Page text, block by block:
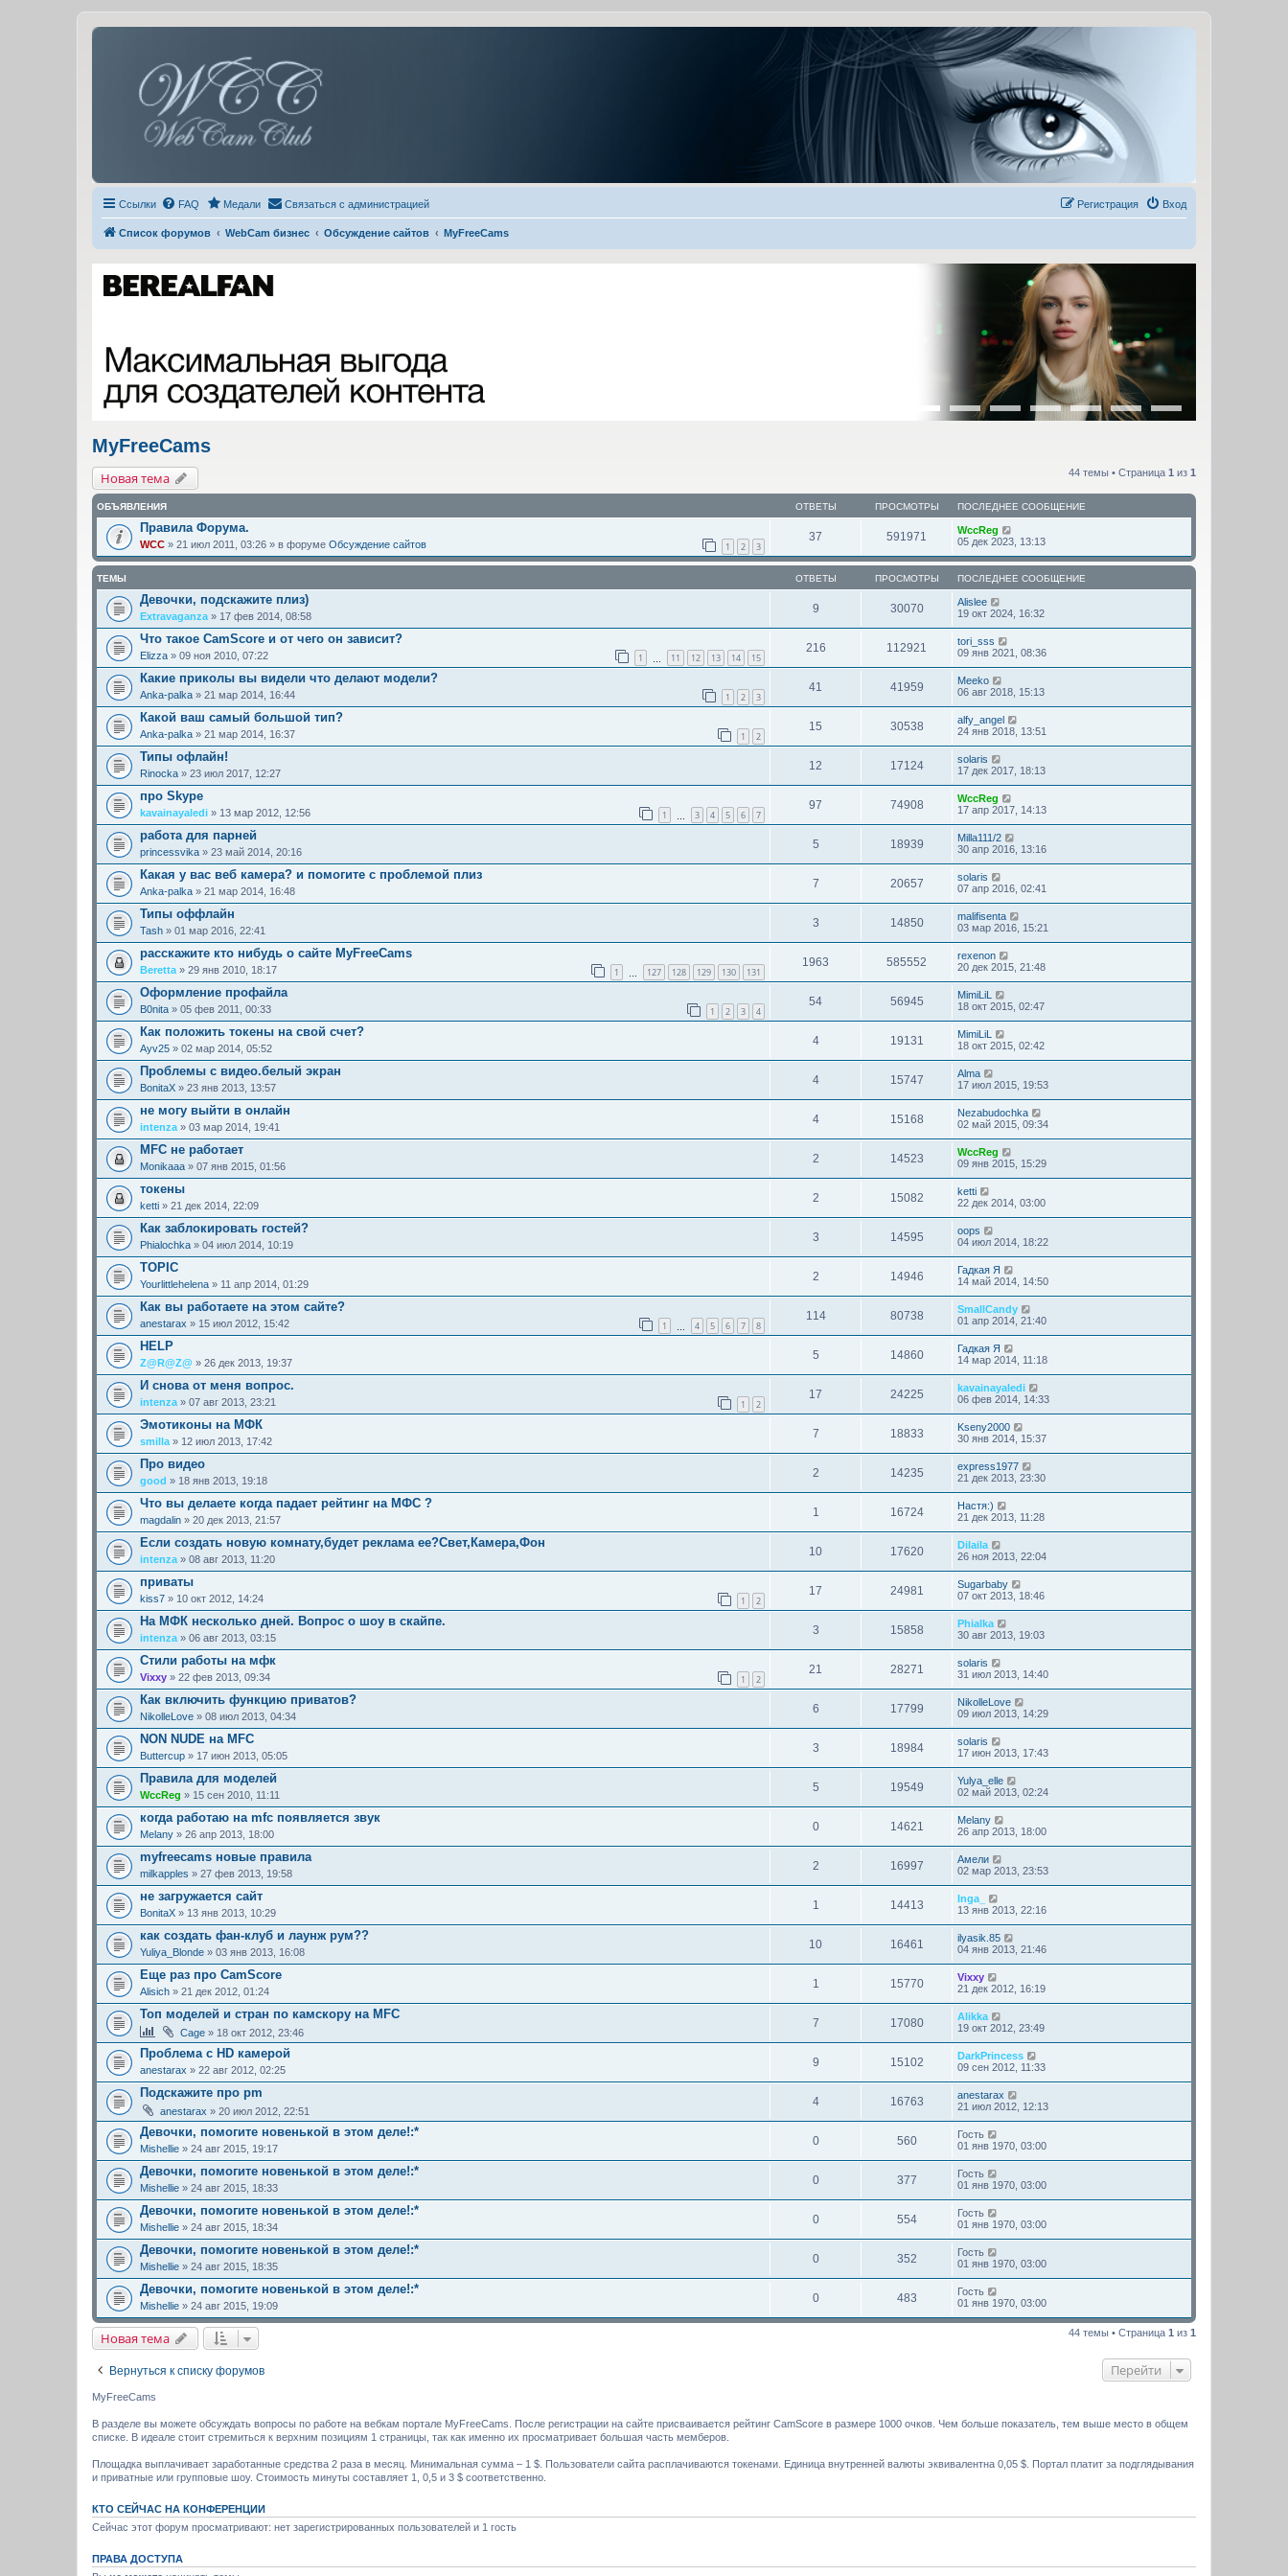
Ссылки FAQ Медали Связаться с администрацией Вход
Регистрация
Список форумов WebCam бизнес Обсуждение сайтов MyFreeCams
MyFreeCams
Новая тема 44 темы • Страница 1 из 1
ОБЪЯВЛЕНИЯ ОТВЕТЫ ПРОСМОТРЫ ПОСЛЕДНЕЕ СООБЩЕНИЕ
Правила Форума.
WCC » 21 июл 2011, 03:26 » в форуме Обсуждение сайтов 1 2 3
37 591971
WccReg
05 дек 2023, 13:13
ТЕМЫ ОТВЕТЫ ПРОСМОТРЫ ПОСЛЕДНЕЕ СООБЩЕНИЕ
Девочки, подскажите плиз)
Extravaganza » 17 фев 2014, 08:58
9 30070
Alislee
19 окт 2024, 16:32
Что такое CamScore и от чего он зависит?
Elizza » 09 ноя 2010, 07:22 1 11 12 13 14 15
216 112921
tori_sss
09 янв 2021, 08:36
Какие приколы вы видели что делают модели?
Anka-palka » 21 мар 2014, 16:44 1 2 3
41 41959
Meeko
06 авг 2018, 15:13
Какой ваш самый большой тип?
Anka-palka » 21 мар 2014, 16:37 1 2
15 30538
alfy_angel
24 янв 2018, 13:51
Типы офлайн!
Rinocka » 23 июл 2017, 12:27
12 17124
solaris
17 дек 2017, 18:13
про Skype
kavainayaledi » 13 мар 2012, 12:56 1 3 4 5 6 7
97 74908
WccReg
17 апр 2017, 14:13
работа для парней
princessvika » 23 май 2014, 20:16
5 18939
Milla111/2
30 апр 2016, 13:16
Какая у вас веб камера? и помогите с проблемой плиз
Anka-palka » 21 мар 2014, 16:48
7 20657
solaris
07 апр 2016, 02:41
Типы оффлайн
Tash » 01 мар 2016, 22:41
3 14850
malifisenta
03 мар 2016, 15:21
расскажите кто нибудь о сайте MyFreeCams
Beretta » 29 янв 2010, 18:17 1 127 128 129 130 131
1963 585552
rexenon
20 дек 2015, 21:48
Оформление профайла
B0nita » 05 фев 2011, 00:33 1 2 3 4
54 56945
MimiLiL
18 окт 2015, 02:47
Как положить токены на свой счет?
Ayv25 » 02 мар 2014, 05:52
4 19131
MimiLiL
18 окт 2015, 02:42
Проблемы с видео.белый экран
BonitaX » 23 янв 2013, 13:57
4 15747
Alma
17 июл 2015, 19:53
не могу выйти в онлайн
intenza » 03 мар 2014, 19:41
4 15168
Nezabudochka
02 май 2015, 09:34
MFC не работает
Monikaaa » 07 янв 2015, 01:56
2 14523
WccReg
09 янв 2015, 15:29
токены
ketti » 21 дек 2014, 22:09
2 15082
ketti
22 дек 2014, 03:00
Как заблокировать гостей?
Phialochka » 04 июл 2014, 10:19
3 14595
oops
04 июл 2014, 18:22
TOPIC
Yourlittlehelena » 11 апр 2014, 01:29
2 14946
Гадкая Я
14 май 2014, 14:50
Как вы работаете на этом сайте?
anestarax » 15 июл 2012, 15:42 1 4 5 6 7 8
114 80738
SmallCandy
01 апр 2014, 21:40
HELP
Z@R@Z@ » 26 дек 2013, 19:37
5 14860
Гадкая Я
14 мар 2014, 11:18
И снова от меня вопрос.
intenza » 07 авг 2013, 23:21 1 2
17 24225
kavainayaledi
06 фев 2014, 14:33
Эмотиконы на МФК
smilla » 12 июл 2013, 17:42
7 18833
Kseny2000
30 янв 2014, 15:37
Про видео
good » 18 янв 2013, 19:18
2 14235
express1977
21 дек 2013, 23:30
Что вы делаете когда падает рейтинг на МФС ?
magdalin » 20 дек 2013, 21:57
1 16724
Настя:)
21 дек 2013, 11:28
Если создать новую комнату,будет реклама ее?Свет,Камера,Фон
intenza » 08 авг 2013, 11:20
10 17620
Dilaila
26 ноя 2013, 22:04
приваты
kiss7 » 10 окт 2012, 14:24 1 2
17 24981
Sugarbaby
07 окт 2013, 18:46
На МФК несколько дней. Вопрос о шоу в скайпе.
intenza » 06 авг 2013, 03:15
3 15858
Phialka
30 авг 2013, 19:03
Стили работы на мфк
Vixxy » 22 фев 2013, 09:34 1 2
21 28271
solaris
31 июл 2013, 14:40
Как включить функцию приватов?
NikolleLove » 08 июл 2013, 04:34
6 17799
NikolleLove
09 июл 2013, 14:29
NON NUDE на MFC
Buttercup » 17 июн 2013, 05:05
3 18984
solaris
17 июн 2013, 17:43
Правила для моделей
WccReg » 15 сен 2010, 11:11
5 19549
Yulya_elle
02 май 2013, 02:24
когда работаю на mfс появляется звук
Melany » 26 апр 2013, 18:00
0 14621
Melany
26 апр 2013, 18:00
myfreecams новые правила
milkapples » 27 фев 2013, 19:58
2 16997
Амели
02 мар 2013, 23:53
не загружается сайт
BonitaX » 13 янв 2013, 10:29
1 14413
Inga_
13 янв 2013, 22:16
как создать фан-клуб и лаунж рум??
Yuliya_Blonde » 03 янв 2013, 16:08
10 16461
ilyasik.85
04 янв 2013, 21:46
Еще раз про CamScore
Alisich » 21 дек 2012, 01:24
1 15770
Vixxy
21 дек 2012, 16:19
Топ моделей и стран по камскору на MFC
Cage » 18 окт 2012, 23:46
7 17080
Alikka
19 окт 2012, 23:49
Проблема с HD камерой
anestarax » 22 авг 2012, 02:25
9 15102
DarkPrincess
09 сен 2012, 11:33
Подскажите про pm
anestarax » 20 июл 2012, 22:51
4 16763
anestarax
21 июл 2012, 12:13
Девочки, помогите новенькой в этом деле!:*
Mishellie » 24 авг 2015, 19:17
0 560
Гость
01 янв 1970, 03:00
Девочки, помогите новенькой в этом деле!:*
Mishellie » 24 авг 2015, 18:33
0 377
Гость
01 янв 1970, 03:00
Девочки, помогите новенькой в этом деле!:*
Mishellie » 24 авг 2015, 18:34
0 554
Гость
01 янв 1970, 03:00
Девочки, помогите новенькой в этом деле!:*
Mishellie » 24 авг 2015, 18:35
0 352
Гость
01 янв 1970, 03:00
Девочки, помогите новенькой в этом деле!:*
Mishellie » 24 авг 2015, 19:09
0 483
Гость
01 янв 1970, 03:00
Новая тема 44 темы • Страница 1 из 1
Вернуться к списку форумов Перейти
MyFreeCams
В разделе вы можете обсуждать вопросы по работе на вебкам портале MyFreeCams. После регистрации на сайте присваивается рейтинг CamScore в размере 1000 очков. Чем больше показатель, тем выше место в общем
списке. В идеале стоит стремиться к верхним позициям 1 страницы, так как именно их просматривает большая часть мемберов.
Площадка выплачивает заработанные средства 2 раза в месяц. Минимальная сумма – 1 $. Пользователи сайта расплачиваются токенами. Единица внутренней валюты эквивалентна 0,05 $. Портал платит за подглядывания
и приватные или групповые шоу. Стоимость минуты составляет 1, 0,5 и 3 $ соответственно.
КТО СЕЙЧАС НА КОНФЕРЕНЦИИ
Сейчас этот форум просматривают: нет зарегистрированных пользователей и 1 гость
ПРАВА ДОСТУПА